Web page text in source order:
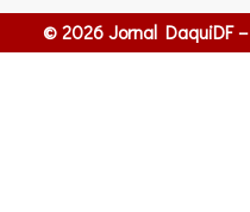
© 2026 Jornal DaquiDF